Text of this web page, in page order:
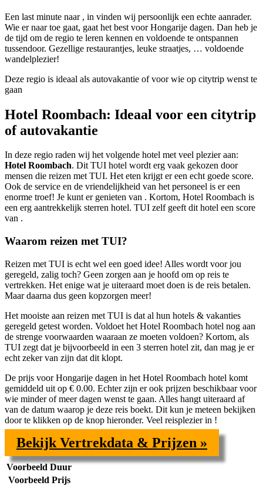
Een last minute naar , in vinden wij persoonlijk een echte aanrader.
Wie er naar toe gaat, gaat het best voor Hongarije dagen. Dan heb je
de tijd om de regio te leren kennen en voldoende te ontspannen
tussendoor. Gezellige restaurantjes, leuke straatjes, … voldoende
wandelplezier!
Deze regio is ideaal als autovakantie of voor wie op citytrip wenst te
gaan
Hotel Roombach: Ideaal voor een citytrip
of autovakantie
In deze regio raden wij het volgende hotel met veel plezier aan:
Hotel Roombach. Dit TUI hotel wordt erg vaak gekozen door
mensen die reizen met TUI. Het eten krijgt er een echt goede score.
Ook de service en de vriendelijkheid van het personeel is er een
enorme troef! Je kunt er genieten van . Kortom, Hotel Roombach is
een erg aantrekkelijk sterren hotel. TUI zelf geeft dit hotel een score
van .
Waarom reizen met TUI?
Reizen met TUI is echt wel een goed idee! Alles wordt voor jou
geregeld, zalig toch? Geen zorgen aan je hoofd om op reis te
vertrekken. Het enige wat je uiteraard moet doen is de reis betalen.
Maar daarna dus geen kopzorgen meer!
Het mooiste aan reizen met TUI is dat al hun hotels & vakanties
geregeld getest worden. Voldoet het Hotel Roombach hotel nog aan
de strenge voorwaarden waaraan ze moeten voldoen? Kortom, als
TUI zegt dat je bijvoorbeeld in een 3 sterren hotel zit, dan mag je er
echt zeker van zijn dat dit klopt.
De prijs voorHongarije dagen in het Hotel Roombach hotel komt
gemiddeld uit op € 0.00. Echter zijn er ook prijzen beschikbaar voor
wie minder of meer dagen wenst te gaan. Alles hangt uiteraard af
van de datum waarop je deze reis boekt. Dit kun je meteen bekijken
door te klikken op de knop hieronder. Veel reisplezier in !
Bekijk Vertrekdata & Prijzen »
Voorbeeld Duur
Voorbeeld Prijs